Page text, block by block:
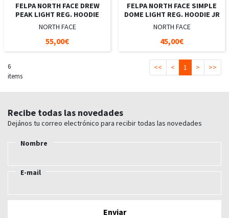
FELPA NORTH FACE DREW
PEAK LIGHT REG. HOODIE
NORTH FACE
55,00€
FELPA NORTH FACE SIMPLE
DOME LIGHT REG. HOODIE JR
NORTH FACE
45,00€
6
items
<< < 1 > >>
Recibe todas las novedades
Dejános tu correo electrónico para recibir todas las novedades
Nombre
E-mail